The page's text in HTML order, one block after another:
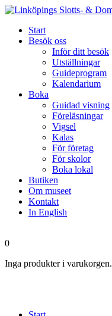
Start
Besök oss
Inför ditt besök
Utställningar
Guideprogram
Kalendarium
Boka
Guidad visning
Föreläsningar
Vigsel
Kalas
För företag
För skolor
Boka lokal
Butiken
Om museet
Kontakt
In English
0
Inga produkter i varukorgen.